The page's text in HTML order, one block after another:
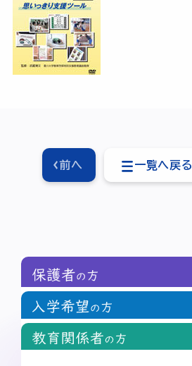
一覧へ戻る
前へ